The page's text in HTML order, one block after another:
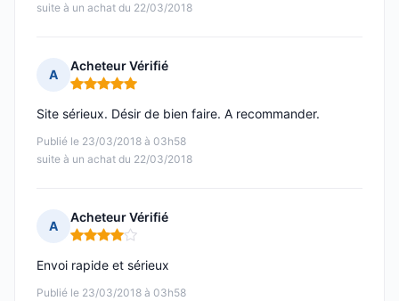
suite à un achat du 22/03/2018
A
Acheteur Vérifié
Note : 5 sur 5
Publié le 23/03/2018 à 03h58
suite à un achat du 22/03/2018
Site sérieux. Désir de bien faire. A recommander.
A
Acheteur Vérifié
Note : 4 sur 5
Publié le 23/03/2018 à 03h58
Envoi rapide et sérieux